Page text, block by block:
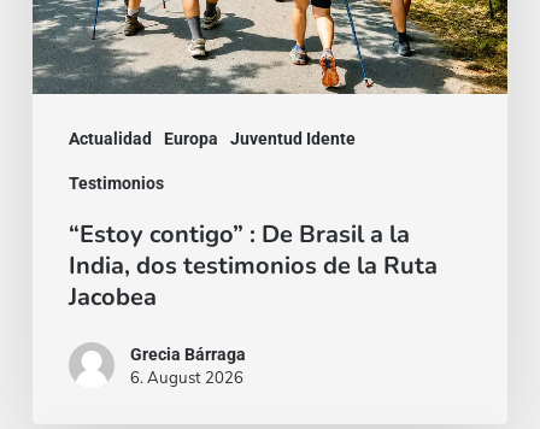
Actualidad Europa Juventud Idente
Testimonios
la
India,
Ruta
Jacobea
“Estoy contigo” : De Brasil a la
India, dos testimonios de la Ruta
Jacobea
Grecia Bárraga
6. August 2026